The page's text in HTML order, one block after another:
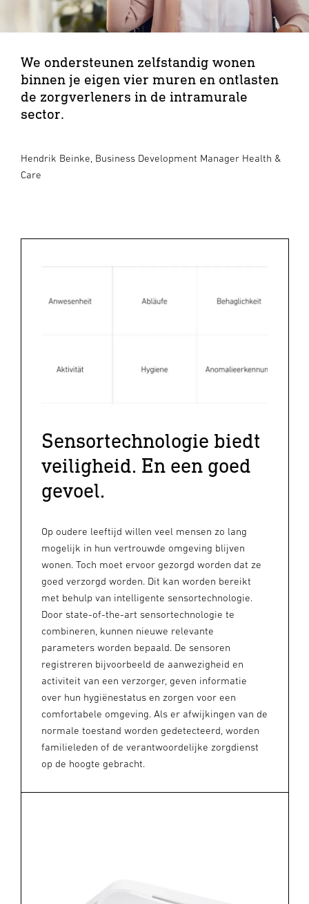
We ondersteunen zelfstandig wonen
binnen je eigen vier muren en ontlasten
de zorgverleners in de intramurale
sector.
Hendrik Beinke, Business Development Manager Health &
Care
Sensortechnologie biedt
veiligheid. En een goed
gevoel.
Op oudere leeftijd willen veel mensen zo lang
mogelijk in hun vertrouwde omgeving blijven
wonen. Toch moet ervoor gezorgd worden dat ze
goed verzorgd worden. Dit kan worden bereikt
met behulp van intelligente sensortechnologie.
Door state-of-the-art sensortechnologie te
combineren, kunnen nieuwe relevante
parameters worden bepaald. De sensoren
registreren bijvoorbeeld de aanwezigheid en
activiteit van een verzorger, geven informatie
over hun hygiënestatus en zorgen voor een
comfortabele omgeving. Als er afwijkingen van de
normale toestand worden gedetecteerd, worden
familieleden of de verantwoordelijke zorgdienst
op de hoogte gebracht.